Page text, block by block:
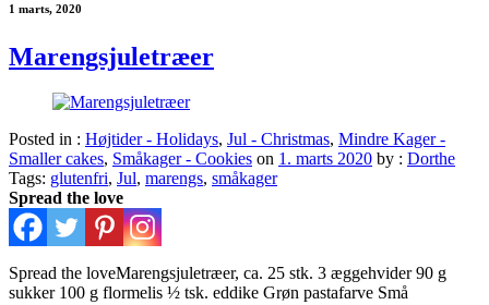
1 marts, 2020
Marengsjuletræer
Posted in : Højtider - Holidays, Jul - Christmas, Mindre Kager -
Smaller cakes, Småkager - Cookies on 1. marts 2020 by : Dorthe
Tags: glutenfri, Jul, marengs, småkager
Spread the love
Spread the loveMarengsjuletræer, ca. 25 stk. 3 æggehvider 90 g
sukker 100 g flormelis ½ tsk. eddike Grøn pastafarve Små